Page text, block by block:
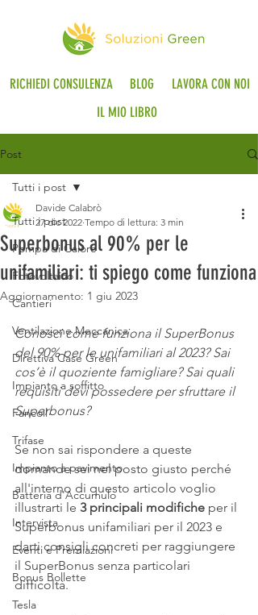
RICHIEDI CONSULENZA BLOG
LAVORA CON NOI
IL MIO LIBRO
Post
Tutti i post
Pompa di Calore
Fotovoltaico
Cantieri
Ventilazione Meccanica
Direttiva Case Green
Impianto a soffitto
Fancoil
Trifase
Impianto a pavimento
Batteria d'Accumulo
Intervista
Eventi e Premiazioni
Bonus Bollette
Tesla
Tutti i post
Superbonus al 90% per le
unifamiliari: ti spiego come funziona
Davide Calabrò
27 dic 2022 Tempo di lettura: 3 min
Aggiornamento: 1 giu 2023
Conosci come funziona il SuperBonus
del 90% per le unifamiliari al 2023? Sai
cos’è il quoziente famigliare? Sai quali
requisiti devi possedere per sfruttare il
Superbonus?
Se non sai rispondere a queste
domande sei nel posto giusto perché
all'interno di questo articolo voglio
illustrarti le 3 principali modifiche per il
Superbonus unifamiliari per il 2023 e
darti consigli concreti per raggiungere
il SuperBonus senza particolari
difficoltà.